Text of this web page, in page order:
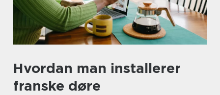
Hvordan man installerer
franske døre